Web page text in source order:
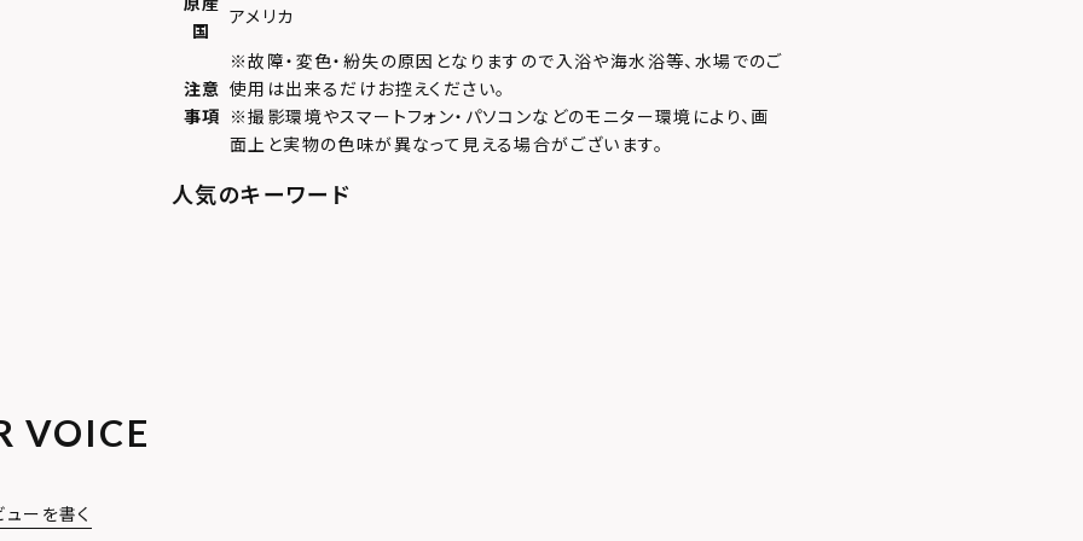
国
アメリカ
注意
事項
※故障・変色・紛失の原因となりますので入浴や海水浴等、水場でのご
使用は出来るだけお控えください。
※撮影環境やスマートフォン・パソコンなどのモニター環境により、画
面上と実物の色味が異なって見える場合がございます。
VOICE
ューを書く